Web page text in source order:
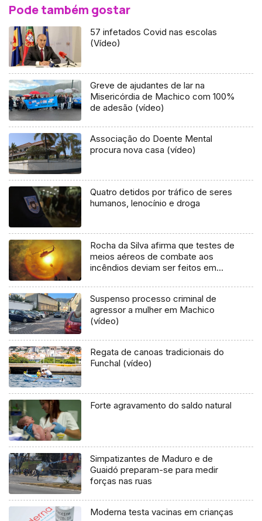
Pode também gostar
57 infetados Covid nas escolas
(Vídeo)
Greve de ajudantes de lar na
Misericórdia de Machico com 100%
de adesão (vídeo)
Associação do Doente Mental
procura nova casa (vídeo)
Quatro detidos por tráfico de seres
humanos, lenocínio e droga
Rocha da Silva afirma que testes de
meios aéreos de combate aos
incêndios deviam ser feitos em
Suspenso processo criminal de
agressor a mulher em Machico
(vídeo)
Regata de canoas tradicionais do
Funchal (vídeo)
Forte agravamento do saldo natural
Simpatizantes de Maduro e de
Guaidó preparam-se para medir
forças nas ruas
Moderna testa vacinas em crianças